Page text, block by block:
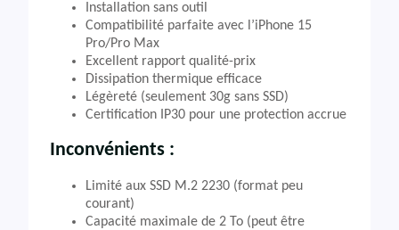
Installation sans outil
Compatibilité parfaite avec l’iPhone 15
Pro/Pro Max
Excellent rapport qualité-prix
Dissipation thermique efficace
Légèreté (seulement 30g sans SSD)
Certification IP30 pour une protection accrue
Inconvénients :
Limité aux SSD M.2 2230 (format peu
courant)
Capacité maximale de 2 To (peut être